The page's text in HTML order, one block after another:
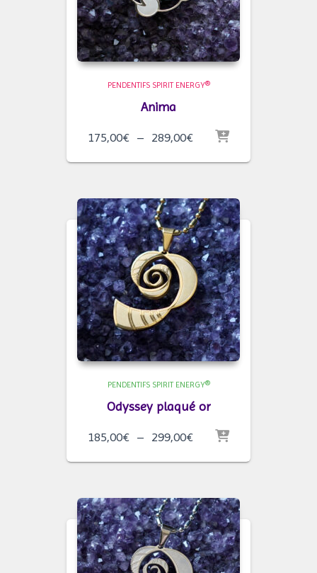
PENDENTIFS SPIRIT ENERGY®
Anima
175,00€ – 289,00€Plage
prix :
à
289,00€
PENDENTIFS SPIRIT ENERGY®
Odyssey plaqué or
185,00€ – 299,00€Plage
prix :
à
299,00€